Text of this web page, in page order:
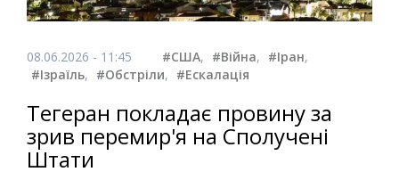
08.06.2026 - 11:45 #США, #Війна, #Іран,
#Ізраїль, #Обстріли, #Ескалація
Тегеран покладає провину за
зрив перемир'я на Сполучені
Штати